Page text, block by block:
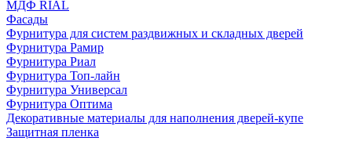
МДФ RIAL
Фасады
Фурнитура для систем раздвижных и складных дверей
Фурнитура Рамир
Фурнитура Риал
Фурнитура Топ-лайн
Фурнитура Универсал
Фурнитура Оптима
Декоративные материалы для наполнения дверей-купе
Защитная пленка